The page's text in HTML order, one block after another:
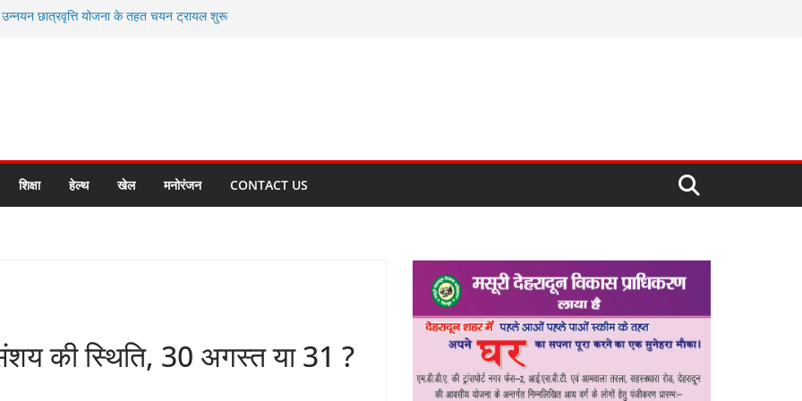
उन्नयन छात्रवृत्ति योजना के तहत चयन ट्रायल शुरू
के लिए अल्मोड़ा की गर्विता भाकुनी का
मित्र कैडेट्स का हुआ है चयन
सबसे बड़ी ताकत : मुख्यमंत्री पुष्कर सिंह धामी
बनाने के संकल्प को करना होगा साकार- मुख्यमंत्री
शिक्षा हेल्थ खेल मनोरंजन CONTACT US
की स्थिति, 30 अगस्त या 31 ?